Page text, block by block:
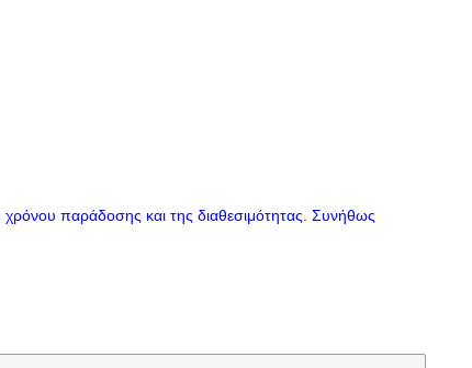
παράδοσης και της διαθεσιμότητας. Συνήθως